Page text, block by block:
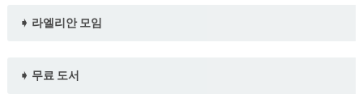
➧ 라엘리안 모임
➧ 무료 도서